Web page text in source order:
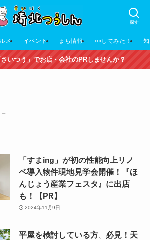
探す
メ イベント まち情報 ○○してみた！
いつう」でお店・会社のPRしませんか？
–
「すまing」が初の性能向上リノ
ベ導入物件現地見学会開催！『ほ
んじょう産業フェスタ』に出店
も！【PR】
2024年11月9日
平屋を検討している方、必見！天